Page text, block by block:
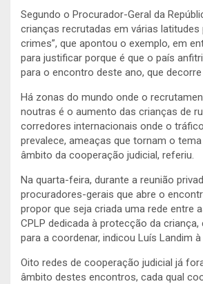
Segundo o Procurador-Geral da
crianças recrutadas em várias latitudes
crimes”, que apontou o exemplo, em
para justificar porque é que o país
para o encontro deste ano, que
Há zonas do mundo onde o
noutras é o aumento das crianças de
corredores internacionais onde o
prevalece, ameaças que tornam o
âmbito da cooperação judicial, referiu.
Na quarta-feira, durante a reunião
procuradores-gerais que abre o
propor que seja criada uma rede entre
CPLP dedicada à protecção da
para a coordenar, indicou Luís Landim à
Oito redes de cooperação judicial já
âmbito destes encontros, cada qual